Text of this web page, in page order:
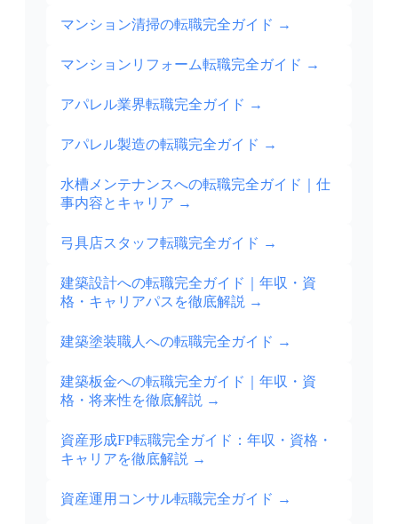
マンション清掃の転職完全ガイド →
マンションリフォーム転職完全ガイド →
アパレル業界転職完全ガイド →
アパレル製造の転職完全ガイド →
水槽メンテナンスへの転職完全ガイド｜仕
事内容とキャリア →
弓具店スタッフ転職完全ガイド →
建築設計への転職完全ガイド｜年収・資
格・キャリアパスを徹底解説 →
建築塗装職人への転職完全ガイド →
建築板金への転職完全ガイド｜年収・資
格・将来性を徹底解説 →
資産形成FP転職完全ガイド：年収・資格・
キャリアを徹底解説 →
資産運用コンサル転職完全ガイド →